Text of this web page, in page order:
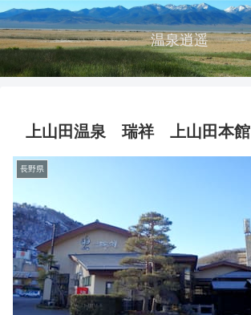
温泉逍遥
上山田温泉 瑞祥 上山田本館
長野県